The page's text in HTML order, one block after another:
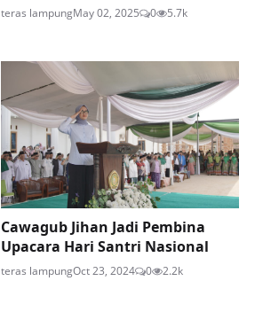
teras lampungMay 02, 2025 0 5.7k
Cawagub Jihan Jadi Pembina
Upacara Hari Santri Nasional
teras lampungOct 23, 2024 0 2.2k